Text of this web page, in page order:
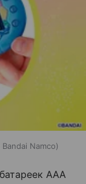
Bandai Namco
AAA